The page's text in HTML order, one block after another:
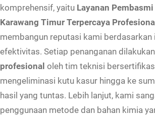
b
a
s
m
i
K
u
t
komprehensif, yaitu Layanan
Karawang Timur Terpercaya
membangun reputasi kami
efektivitas. Setiap penanganan
profesional oleh tim teknisi
mengeliminasi kutu kasur hingga ke
hasil yang tuntas. Lebih lanjut, kami
penggunaan metode dan bahan kimia